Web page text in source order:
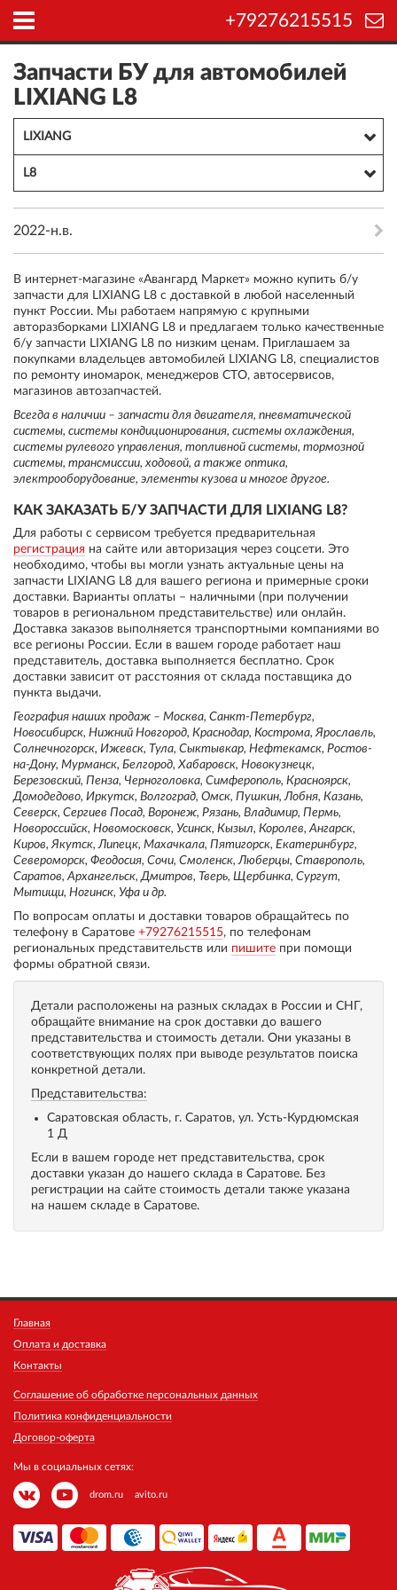
+79276215515
Запчасти БУ для автомобилей
LIXIANG L8
LIXIANG
L8
2022-н.в.
В интернет-магазине «Авангард Маркет» можно купить б/у
запчасти для LIXIANG L8 с доставкой в любой населенный
пункт России. Мы работаем напрямую с крупными
авторазборками LIXIANG L8 и предлагаем только качественные
б/у запчасти LIXIANG L8 по низким ценам. Приглашаем за
покупками владельцев автомобилей LIXIANG L8, специалистов
по ремонту иномарок, менеджеров СТО, автосервисов,
магазинов автозапчастей.
Всегда в наличии – запчасти для двигателя, пневматической
системы, системы кондиционирования, системы охлаждения,
системы рулевого управления, топливной системы, тормозной
системы, трансмиссии, ходовой, а также оптика,
электрооборудование, элементы кузова и многое другое.
КАК ЗАКАЗАТЬ Б/У ЗАПЧАСТИ ДЛЯ LIXIANG L8?
Для работы с сервисом требуется предварительная
регистрация на сайте или авторизация через соцсети. Это
необходимо, чтобы вы могли узнать актуальные цены на
запчасти LIXIANG L8 для вашего региона и примерные сроки
доставки. Варианты оплаты – наличными (при получении
товаров в региональном представительстве) или онлайн.
Доставка заказов выполняется транспортными компаниями во
все регионы России. Если в вашем городе работает наш
представитель, доставка выполняется бесплатно. Срок
доставки зависит от расстояния от склада поставщика до
пункта выдачи.
География наших продаж – Москва, Санкт-Петербург,
Новосибирск, Нижний Новгород, Краснодар, Кострома, Ярославль,
Солнечногорск, Ижевск, Тула, Сыктывкар, Нефтекамск, Ростов-
на-Дону, Мурманск, Белгород, Хабаровск, Новокузнецк,
Березовский, Пенза, Черноголовка, Симферополь, Красноярск,
Домодедово, Иркутск, Волгоград, Омск, Пушкин, Лобня, Казань,
Северск, Сергиев Посад, Воронеж, Рязань, Владимир, Пермь,
Новороссийск, Новомосковск, Усинск, Кызыл, Королев, Ангарск,
Киров, Якутск, Липецк, Махачкала, Пятигорск, Екатеринбург,
Североморск, Феодосия, Сочи, Смоленск, Люберцы, Ставрополь,
Саратов, Архангельск, Дмитров, Тверь, Щербинка, Сургут,
Мытищи, Ногинск, Уфа и др.
По вопросам оплаты и доставки товаров обращайтесь по
телефону в Саратове +79276215515, по телефонам
региональных представительств или пишите при помощи
формы обратной связи.
Детали расположены на разных складах в России и СНГ,
обращайте внимание на срок доставки до вашего
представительства и стоимость детали. Они указаны в
соответствующих полях при выводе результатов поиска
конкретной детали.
Представительства:
Саратовская область, г. Саратов, ул. Усть-Курдюмская
1 Д
Если в вашем городе нет представительства, срок
доставки указан до нашего склада в Саратове. Без
регистрации на сайте стоимость детали также указана
на нашем складе в Саратове.
Главная
Оплата и доставка
Контакты
Соглашение об обработке персональных данных
Политика конфиденциальности
Договор-оферта
Мы в социальных сетях:
drom.ru avito.ru